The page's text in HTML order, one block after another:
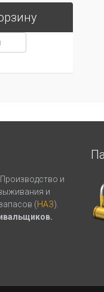
и
и
(НАЗ).